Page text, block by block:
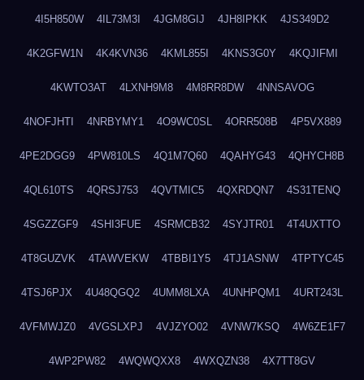
4I5H850W 4IL73M3I 4JGM8GIJ 4JH8IPKK 4JS349D2
4K2GFW1N 4K4KVN36 4KML855I 4KNS3G0Y 4KQJIFMI
4KWTO3AT 4LXNH9M8 4M8RR8DW 4NNSAVOG
4NOFJHTI 4NRBYMY1 4O9WC0SL 4ORR508B 4P5VX889
4PE2DGG9 4PW810LS 4Q1M7Q60 4QAHYG43 4QHYCH8B
4QL610TS 4QRSJ753 4QVTMIC5 4QXRDQN7 4S31TENQ
4SGZZGF9 4SHI3FUE 4SRMCB32 4SYJTR01 4T4UXTTO
4T8GUZVK 4TAWVEKW 4TBBI1Y5 4TJ1ASNW 4TPTYC45
4TSJ6PJX 4U48QGQ2 4UMM8LXA 4UNHPQM1 4URT243L
4VFMWJZ0 4VGSLXPJ 4VJZYO02 4VNW7KSQ 4W6ZE1F7
4WP2PW82 4WQWQXX8 4WXQZN38 4X7TT8GV